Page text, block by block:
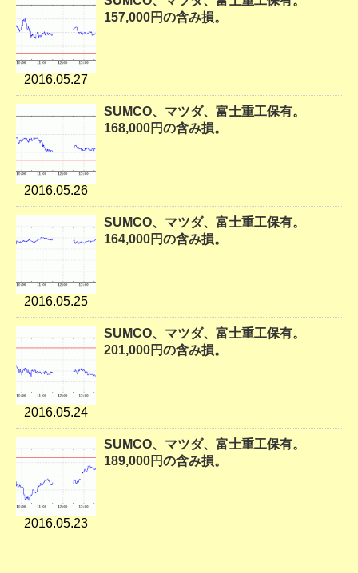
2016.05.27
157,000円の含み損。
2016.05.26
SUMCO、マツダ、富士重工保有。
168,000円の含み損。
2016.05.25
SUMCO、マツダ、富士重工保有。
164,000円の含み損。
2016.05.24
SUMCO、マツダ、富士重工保有。
201,000円の含み損。
2016.05.23
SUMCO、マツダ、富士重工保有。
189,000円の含み損。